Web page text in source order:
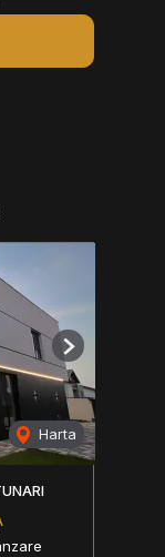
Harta
Next